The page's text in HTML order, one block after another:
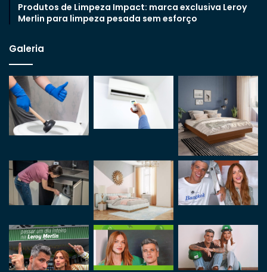
Produtos de Limpeza Impact: marca exclusiva Leroy
Merlin para limpeza pesada sem esforço
Galeria